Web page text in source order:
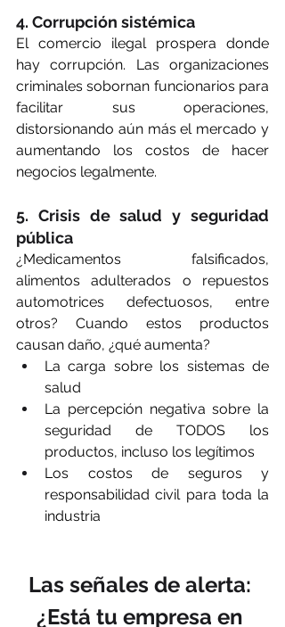
4. Corrupción sistémica
El comercio ilegal prospera donde
hay corrupción. Las organizaciones
criminales sobornan funcionarios para
facilitar sus operaciones,
distorsionando aún más el mercado y
aumentando los costos de hacer
negocios legalmente.
5. Crisis de salud y seguridad
pública
¿Medicamentos falsificados,
alimentos adulterados o repuestos
automotrices defectuosos, entre
otros? Cuando estos productos
causan daño, ¿qué aumenta?
La carga sobre los sistemas de
salud
La percepción negativa sobre la
seguridad de TODOS los
productos, incluso los legítimos
Los costos de seguros y
responsabilidad civil para toda la
industria
Las señales de alerta:
¿Está tu empresa en